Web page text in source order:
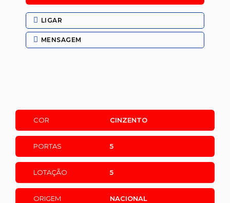
LIGAR
MENSAGEM
COR CINZENTO
PORTAS 5
LOTAÇÃO 5
ORIGEM NACIONAL